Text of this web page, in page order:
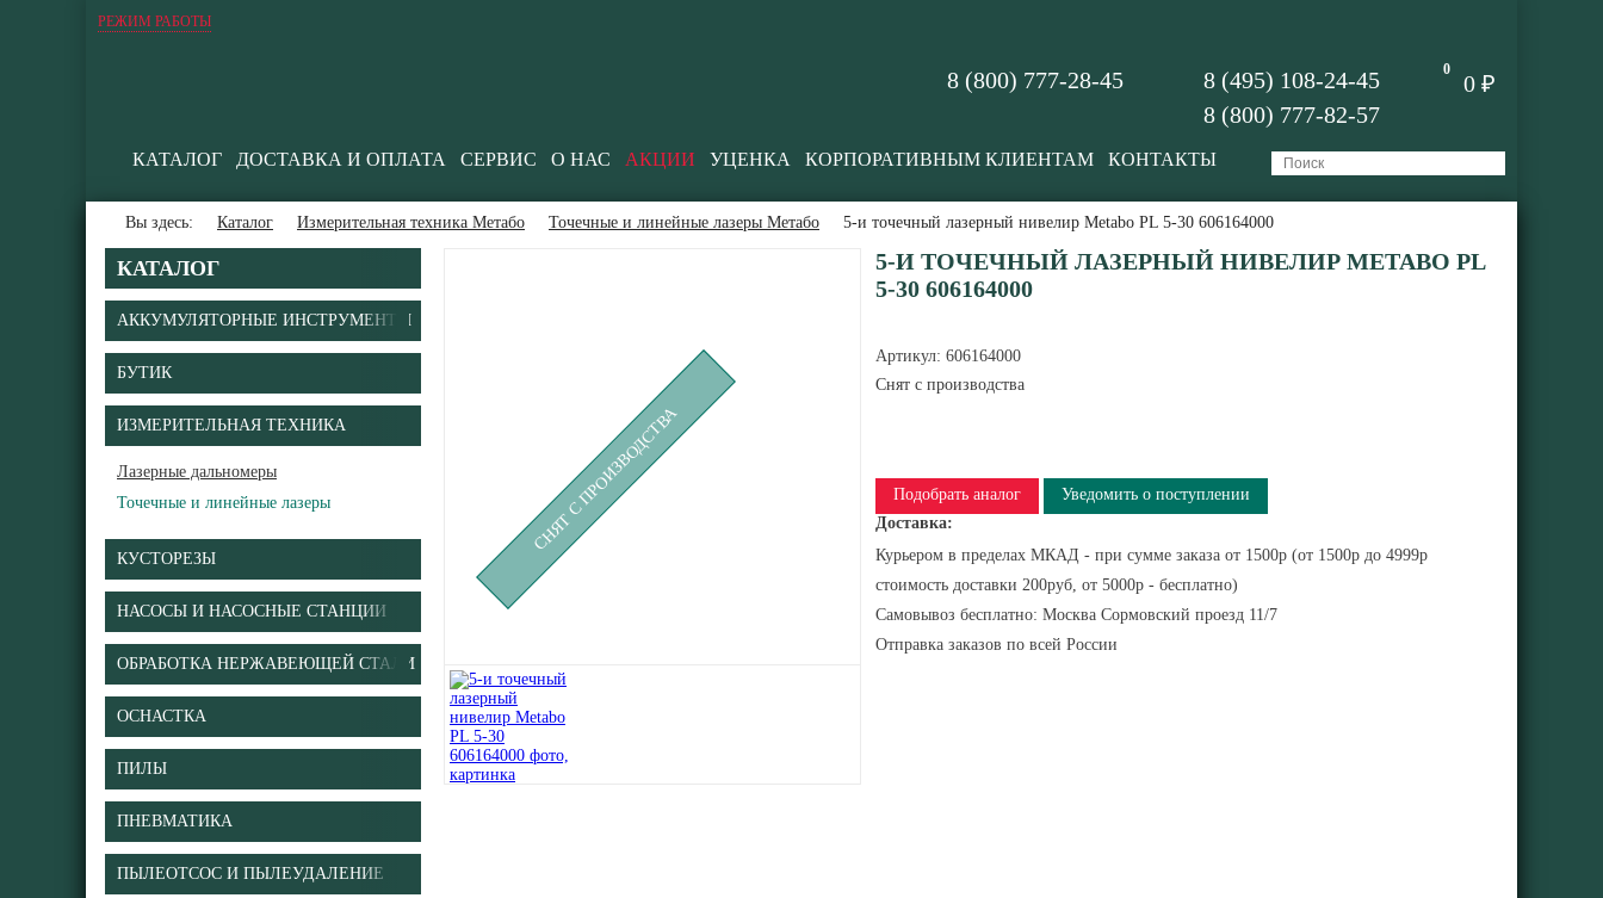
РЕЖИМ РАБОТЫ
0
0 ₽
8 (495) 108-24-45
8 (800) 777-82-57
8 (800) 777-28-45
КАТАЛОГ ДОСТАВКА И ОПЛАТА СЕРВИС О НАС АКЦИИ УЦЕНКА КОРПОРАТИВНЫМ КЛИЕНТАМ КОНТАКТЫ
Вы здесь: Каталог Измерительная техника Метабо Точечные и линейные лазеры Метабо 5-и точечный лазерный нивелир Metabo PL 5-30 606164000
КАТАЛОГ
АККУМУЛЯТОРНЫЕ ИНСТРУМЕНТЫ
БУТИК
ИЗМЕРИТЕЛЬНАЯ ТЕХНИКА
Лазерные дальномеры
Точечные и линейные лазеры
КУСТОРЕЗЫ
НАСОСЫ И НАСОСНЫЕ СТАНЦИИ
ОБРАБОТКА НЕРЖАВЕЮЩЕЙ СТАЛИ
ОСНАСТКА
ПИЛЫ
ПНЕВМАТИКА
ПЫЛЕОТСОС И ПЫЛЕУДАЛЕНИЕ
СНЯТ С ПРОИЗВОДСТВА
5-И ТОЧЕЧНЫЙ ЛАЗЕРНЫЙ НИВЕЛИР METABO PL
5-30 606164000
Артикул: 606164000
Снят с производства
Подобрать аналог
Уведомить о поступлении
Доставка:
Курьером в пределах МКАД - при сумме заказа от 1500р (от 1500р до 4999р
стоимость доставки 200руб, от 5000р - бесплатно)
Самовывоз бесплатно: Москва Сормовский проезд 11/7
Отправка заказов по всей России